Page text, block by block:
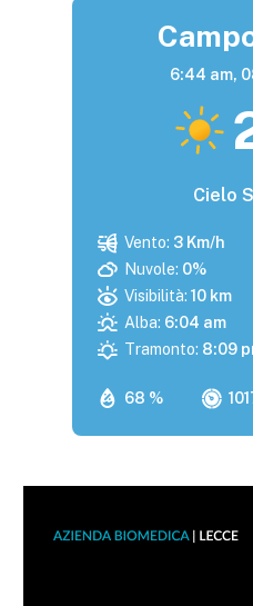
6:44 am,
Cielo
68 %
Vento: 3 Km/h
Nuvole: 0%
Visibilità: 10 km
Alba: 6:04 am
Tramonto: 8:09